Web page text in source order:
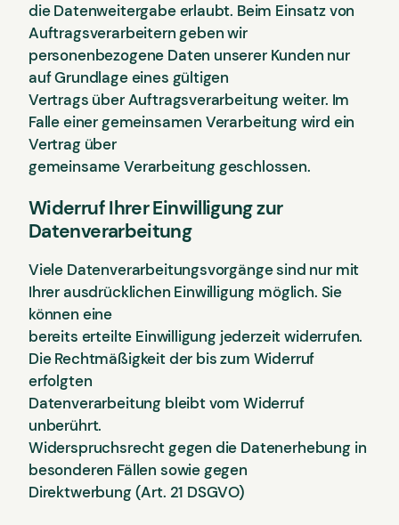
die Datenweitergabe erlaubt. Beim Einsatz von
Auftragsverarbeitern geben wir
personenbezogene Daten unserer Kunden nur
auf Grundlage eines gültigen
Vertrags über Auftragsverarbeitung weiter. Im
Falle einer gemeinsamen Verarbeitung wird ein
Vertrag über
gemeinsame Verarbeitung geschlossen.
Widerruf Ihrer Einwilligung zur
Datenverarbeitung
Viele Datenverarbeitungsvorgänge sind nur mit
Ihrer ausdrücklichen Einwilligung möglich. Sie
können eine
bereits erteilte Einwilligung jederzeit widerrufen.
Die Rechtmäßigkeit der bis zum Widerruf
erfolgten
Datenverarbeitung bleibt vom Widerruf
unberührt.
Widerspruchsrecht gegen die Datenerhebung in
besonderen Fällen sowie gegen
Direktwerbung (Art. 21 DSGVO)